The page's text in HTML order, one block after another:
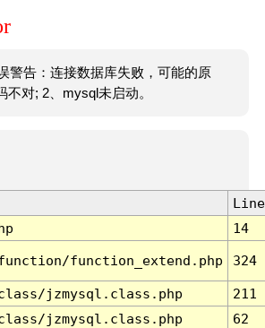
警告：连接数据库失败，可能的原
不对; 2、mysql未启动。
Line
14
function_extend.php 324
jzmysql.class.php
211
jzmysql.class.php
62